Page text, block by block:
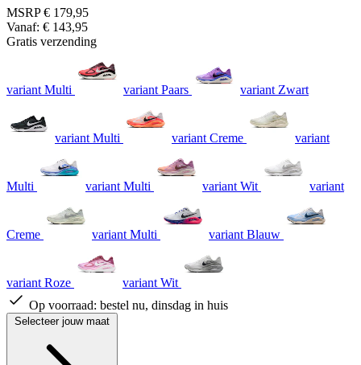
MSRP € 179,95
Vanaf: € 143,95
Gratis verzending
variant Multi variant Paars variant Zwart
variant Multi variant Creme variant
Multi variant Multi variant Wit variant
Creme variant Multi variant Blauw
variant Roze
variant Wit
Op voorraad: bestel nu, dinsdag in huis
Selecteer jouw maat